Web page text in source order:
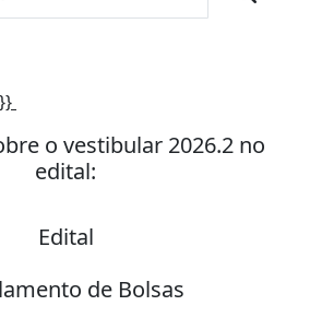
o vestibular 2026.2 no
edital:
Edital
de Bolsas